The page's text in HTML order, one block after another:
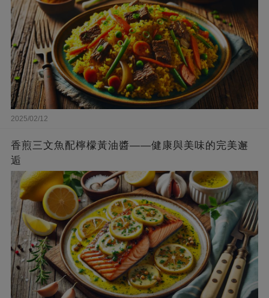
2025/02/12
香煎三文魚配檸檬黃油醬——健康與美味的完美邂
逅